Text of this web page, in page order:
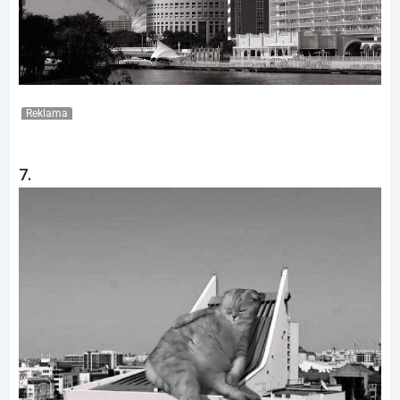
Reklama
7.